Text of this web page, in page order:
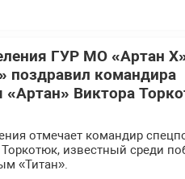
ГУР МО «Артан
поздравил командира
«Артан» Виктора
отмечает командир
известный среди
«Титан».